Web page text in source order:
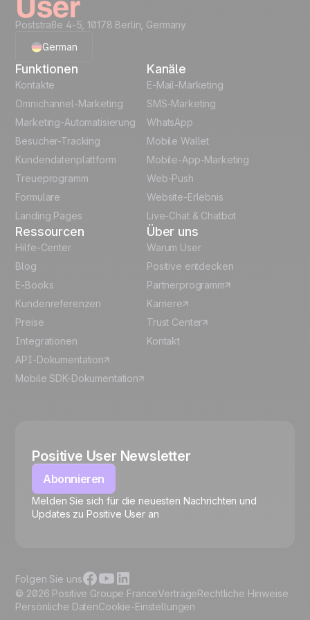
🍪
Cookies verwalten
Poststraße 4-5, 10178 Berlin, Germany
German
English
Polish
Español
Funktionen
Kontakte
Omnichannel-Marketing
Marketing-Automatisierung
Besucher-Tracking
Kundendatenplattform
Treueprogramm
Formulare
Landing Pages
Kanäle
E-Mail-Marketing
SMS-Marketing
WhatsApp
Mobile Wallet
Mobile-App-Marketing
Web-Push
Website-Erlebnis
Live-Chat & Chatbot
Ressourcen
Hilfe-Center
Blog
E-Books
Kundenreferenzen
Preise
Integrationen
API-Dokumentation
Mobile SDK-Dokumentation
Über uns
Warum User
Positive entdecken
Partnerprogramm
Karriere
Trust Center
Kontakt
Positive User Newsletter
Abonnieren
Melden Sie sich für die neuesten Nachrichten und
Updates zu Positive User an
© 2026 Positive Groupe FranceVerträgeRechtliche Hinweise
Persönliche DatenCookie-Einstellungen
Folgen Sie uns